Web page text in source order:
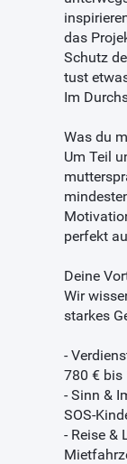
das
Schutz
tust
Im
Was du
Um Teil
perfekt
Deine
Wir
starkes
-
780 € bis
- Sinn &
SOS-
- Reise &